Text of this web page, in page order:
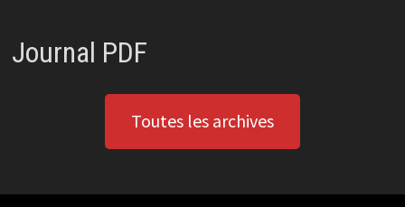
Journal PDF
Toutes les archives